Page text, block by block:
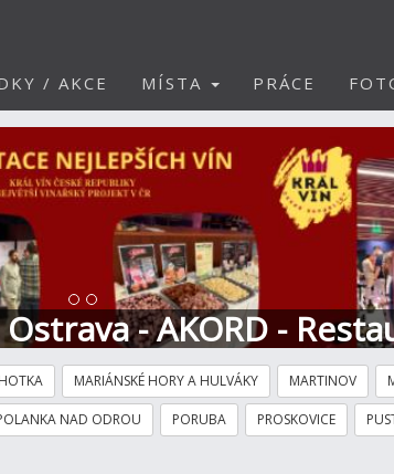
/ AKCE MÍSTA PRÁCE
- AKORD -
MARIÁNSKÉ HORY A HULVÁKY MARTINOV
NAD ODROU PORUBA PROSKOVICE